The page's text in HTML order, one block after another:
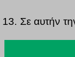
13. Σε αυτήν